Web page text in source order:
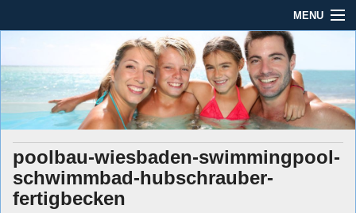
MENU
Dauber Schwimmanlagen GmbH
Leistungen
Service
Produkte
Öffnungszeiten
Dauber Schwimmanlagen
GmbH
Seit mehr als 45 Jahren im Rhein-Main-Gebiet
poolbau-wiesbaden-swimmingpool-
schwimmbad-hubschrauber-
fertigbecken